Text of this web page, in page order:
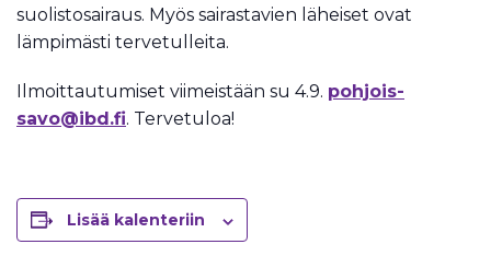
suolistosairaus. Myös sairastavien läheiset ovat
lämpimästi tervetulleita.
Ilmoittautumiset viimeistään su 4.9. pohjois-
savo@ibd.fi. Tervetuloa!
Lisää kalenteriin